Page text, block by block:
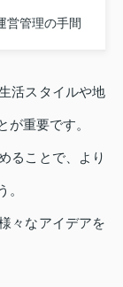
営管理の手間
活スタイルや地
重要です。
ることで、より
。
々なアイデアを